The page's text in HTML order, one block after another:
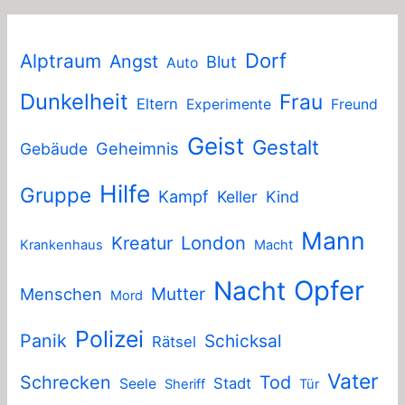
Alptraum Angst Auto Blut Dorf
Dunkelheit Eltern Experimente Frau Freund
Gebäude Geheimnis Geist Gestalt
Gruppe Hilfe Kampf Keller Kind
Krankenhaus Kreatur London Macht Mann
Menschen Mord Mutter Nacht Opfer
Panik Polizei Rätsel Schicksal
Schrecken
Seele Sheriff Stadt Tod Tür Vater